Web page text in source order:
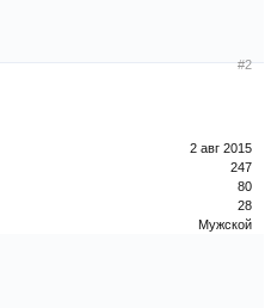
#2
2 авг 2015
247
80
28
Мужской